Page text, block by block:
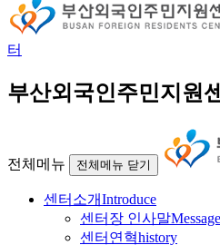
터
부산외국인주민지원
전체메뉴 전체메뉴 닫기
센터소개Introduce
센터장 인사말
센터연혁history